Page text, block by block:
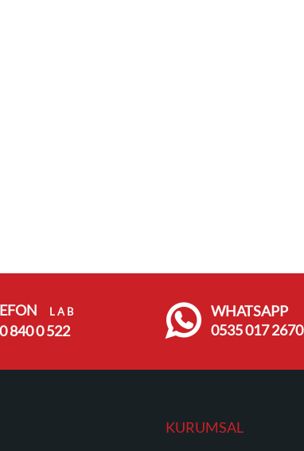
L A B
840 0 522
WHATSAPP
0535 017 2670
KURUMSAL